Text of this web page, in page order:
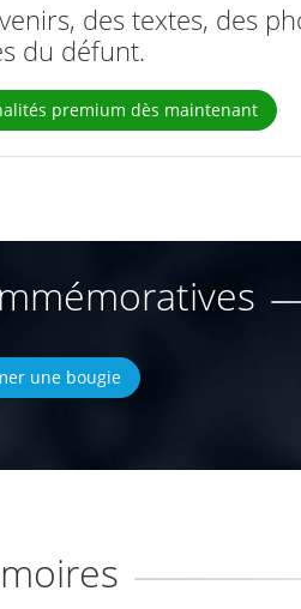
des textes, des
du défunt.
premium dès maintenant
une bougie